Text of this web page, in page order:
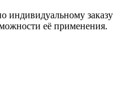
индивидуальному заказу
её применения.